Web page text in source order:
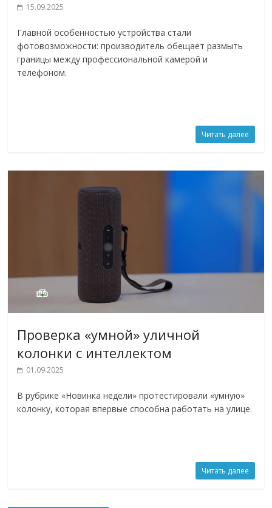
15.09.2025
Главной особенностью устройства стали
фотовозможности: производитель обещает размыть
границы между профессиональной камерой и
телефоном.
Читать далее
Проверка «умной» уличной
колонки с интеллектом
01.09.2025
В рубрике «Новинка недели» протестировали «умную»
колонку, которая впервые способна работать на улице.
Читать далее